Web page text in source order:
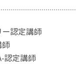
認定講師
認定講師